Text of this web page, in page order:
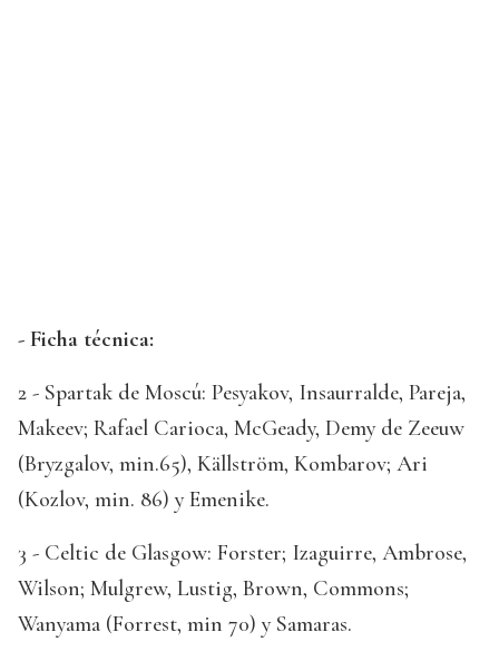
- Ficha técnica:
2 - Spartak de Moscú: Pesyakov, Insaurralde, Pareja,
Makeev; Rafael Carioca, McGeady, Demy de Zeeuw
(Bryzgalov, min.65), Källström, Kombarov; Ari
(Kozlov, min. 86) y Emenike.
3 - Celtic de Glasgow: Forster; Izaguirre, Ambrose,
Wilson; Mulgrew, Lustig, Brown, Commons;
Wanyama (Forrest, min 70) y Samaras.